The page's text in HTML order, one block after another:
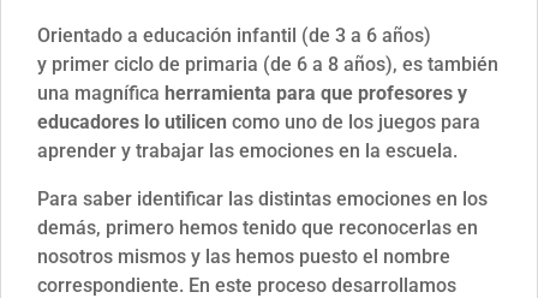
Orientado a educación infantil (de 3 a 6 años)
y primer ciclo de primaria (de 6 a 8 años), es también
una magnífica herramienta para que profesores y
educadores lo utilicen como uno de los juegos para
aprender y trabajar las emociones en la escuela.
Para saber identificar las distintas emociones en los
demás, primero hemos tenido que reconocerlas en
nosotros mismos y las hemos puesto el nombre
correspondiente. En este proceso desarrollamos